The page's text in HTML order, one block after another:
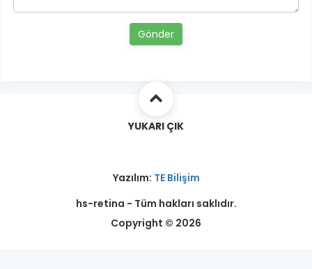
Gönder
YUKARI ÇIK
Yazılım: TE Bilişim
hs-retina - Tüm hakları saklıdır.
Copyright © 2026